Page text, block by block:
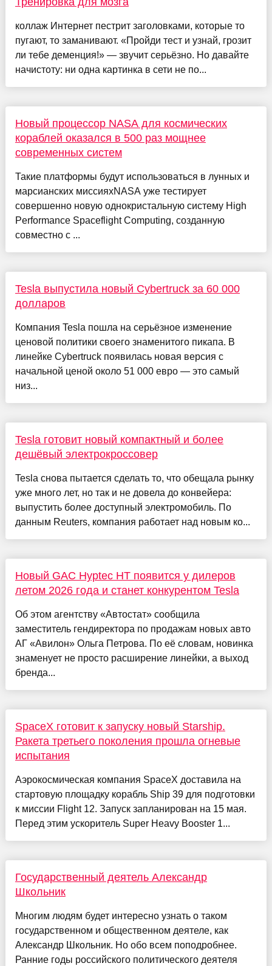
коллаж Интернет пестрит заголовками, которые то
пугают, то заманивают. «Пройди тест и узнай, грозит
ли тебе деменция!» — звучит серьёзно. Но давайте
начистоту: ни одна картинка в сети не по...
Новый процессор NASA для космических
кораблей оказался в 500 раз мощнее
современных систем
Такие платформы будут использоваться в лунных и
марсианских миссияхNASA уже тестирует
совершенно новую однокристальную систему High
Performance Spaceflight Computing, созданную
совместно с ...
Tesla выпустила новый Cybertruck за 60 000
долларов
Компания Tesla пошла на серьёзное изменение
ценовой политики своего знаменитого пикапа. В
линейке Cybertruck появилась новая версия с
начальной ценой около 51 000 евро — это самый
низ...
Tesla готовит новый компактный и более
дешёвый электрокроссовер
Tesla снова пытается сделать то, что обещала рынку
уже много лет, но так и не довела до конвейера:
выпустить более доступный электромобиль. По
данным Reuters, компания работает над новым ко...
Новый GAC Hyptec HT появится у дилеров
летом 2026 года и станет конкурентом Tesla
Об этом агентству «Автостат» сообщила
заместитель гендиректора по продажам новых авто
АГ «Авилон» Ольга Петрова. По её словам, новинка
знаменует не просто расширение линейки, а выход
бренда...
SpaceX готовит к запуску новый Starship.
Ракета третьего поколения прошла огневые
испытания
Аэрокосмическая компания SpaceX доставила на
стартовую площадку корабль Ship 39 для подготовки
к миссии Flight 12. Запуск запланирован на 15 мая.
Перед этим ускоритель Super Heavy Booster 1...
Государственный деятель Александр
Школьник
Многим людям будет интересно узнать о таком
государственном и общественном деятеле, как
Александр Школьник. Но обо всем поподробнее.
Ранние годы российского политического деятеля